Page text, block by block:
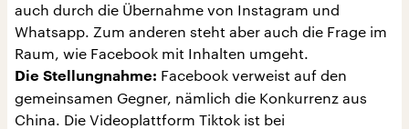
auch durch die Übernahme von Instagram und
Whatsapp. Zum anderen steht aber auch die Frage im
Raum, wie Facebook mit Inhalten umgeht.
Die Stellungnahme: Facebook verweist auf den
gemeinsamen Gegner, nämlich die Konkurrenz aus
China. Die Videoplattform Tiktok ist bei